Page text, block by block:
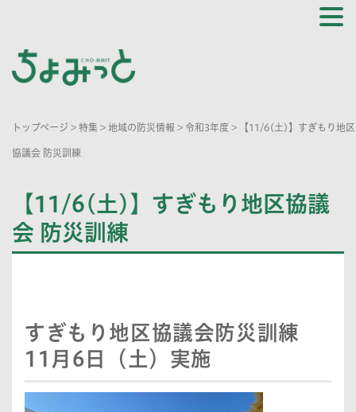
トップページ > 特集 > 地域の防災情報 > 令和3年度 > 【11/6(土)】すぎもり地区
協議会 防災訓練
【11/6(土)】すぎもり地区協議
会 防災訓練
すぎもり地区協議会防災訓練
11月6日（土）実施